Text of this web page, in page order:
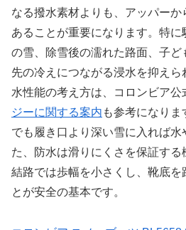
なる撥水素材よりも、アッパー
あることが重要になります。特
の雪、除雪後の濡れた路面、子ど
先の冷えにつながる浸水を抑え
水性能の考え方は、コロンビア公
ジーに関する案内 も参考になり
でも履き口より深い雪に入れば水
た、防水は滑りにくさを保証す
結路では歩幅を小さくし、靴底を
とが安全の基本です。